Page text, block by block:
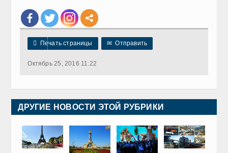
 Печать страницы ✉ Отправить
Октябрь 25, 2016 11:22
ДРУГИЕ НОВОСТИ ЭТОЙ РУБРИКИ